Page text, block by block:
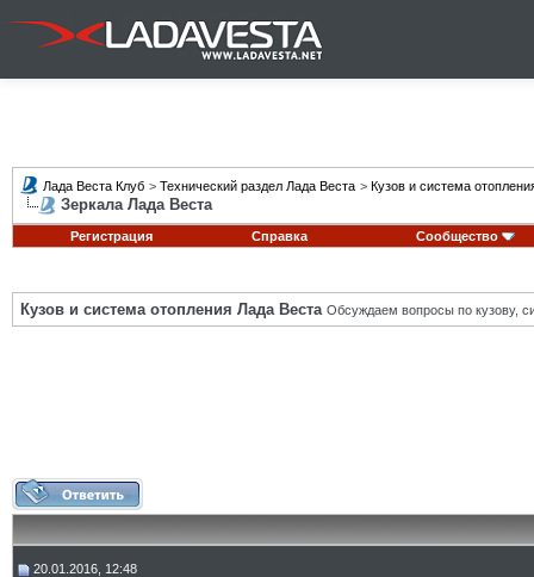
Лада Веста Клуб > Технический раздел Лада Веста > Кузов и система
Зеркала Лада Веста
Регистрация Справка Сообщество
Кузов и система отопления Лада Веста Обсуждаем вопросы по кузову,
20.01.2016, 12:48